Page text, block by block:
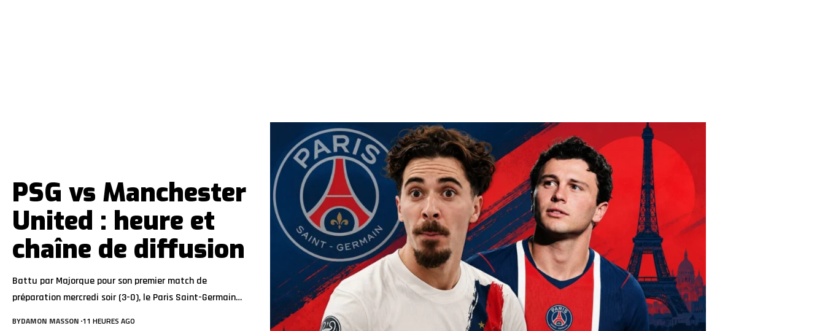
PSG vs Manchester
United : heure et
chaîne de diffusion
Battu par Majorque pour son premier match de
préparation mercredi soir (3-0), le Paris Saint-Germain…
BYDAMON MASSON 11 HEURES AGO